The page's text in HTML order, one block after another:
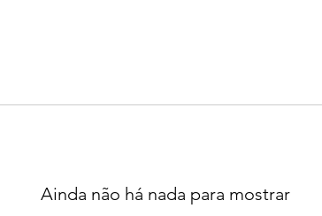
Ainda não há nada para mostrar